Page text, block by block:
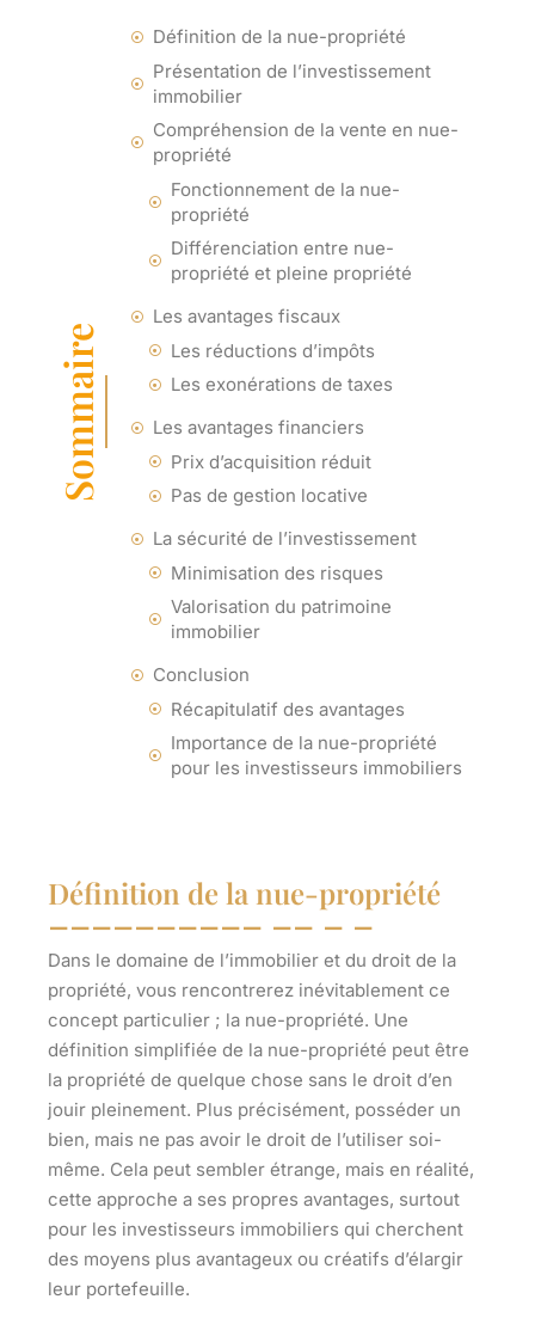
Sommaire
Définition de la nue-propriété
Présentation de l’investissement
immobilier
Compréhension de la vente en nue-
propriété
Fonctionnement de la nue-
propriété
Différenciation entre nue-
propriété et pleine propriété
Les avantages fiscaux
Les réductions d’impôts
Les exonérations de taxes
Les avantages financiers
Prix d’acquisition réduit
Pas de gestion locative
La sécurité de l’investissement
Minimisation des risques
Valorisation du patrimoine
immobilier
Conclusion
Récapitulatif des avantages
Importance de la nue-propriété
pour les investisseurs immobiliers
Définition de la nue-propriété
Dans le domaine de l’immobilier et du droit de la
propriété, vous rencontrerez inévitablement ce
concept particulier ; la nue-propriété. Une
définition simplifiée de la nue-propriété peut être
la propriété de quelque chose sans le droit d’en
jouir pleinement. Plus précisément, posséder un
bien, mais ne pas avoir le droit de l’utiliser soi-
même. Cela peut sembler étrange, mais en réalité,
cette approche a ses propres avantages, surtout
pour les investisseurs immobiliers qui cherchent
des moyens plus avantageux ou créatifs d’élargir
leur portefeuille.